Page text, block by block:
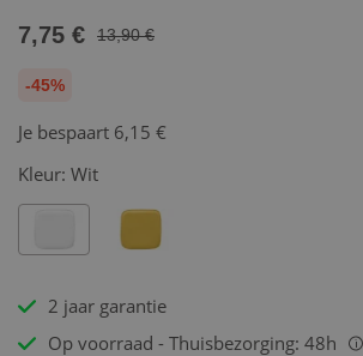
7,75 € 13,90 €
-45%
Je bespaart 6,15 €
Kleur: Wit
2 jaar garantie
Op voorraad - Thuisbezorging: 48h
i